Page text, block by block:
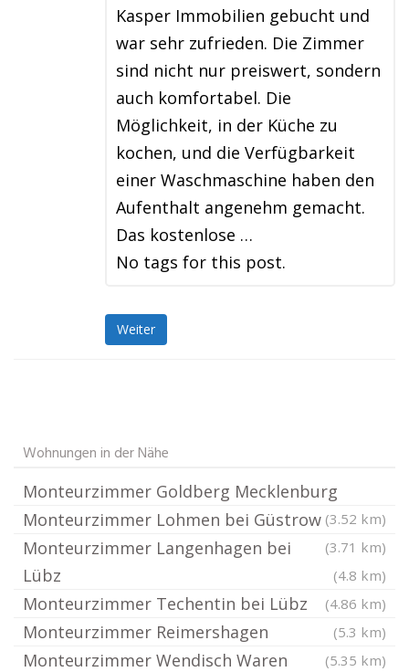
Kasper Immobilien gebucht und
war sehr zufrieden. Die Zimmer
sind nicht nur preiswert, sondern
auch komfortabel. Die
Möglichkeit, in der Küche zu
kochen, und die Verfügbarkeit
einer Waschmaschine haben den
Aufenthalt angenehm gemacht.
Das kostenlose …
No tags for this post.
Weiter
Wohnungen in der Nähe
Monteurzimmer Goldberg Mecklenburg
(3.52 km)
Monteurzimmer Lohmen bei Güstrow
(3.71 km)
Monteurzimmer Langenhagen bei
Lübz
(4.8 km)
Monteurzimmer Techentin bei Lübz (4.86 km)
Monteurzimmer Reimershagen (5.3 km)
Monteurzimmer Wendisch Waren (5.35 km)